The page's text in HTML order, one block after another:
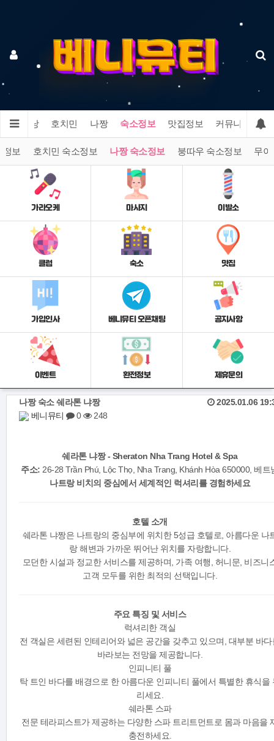
다낭 호치민 나짱 숙소정보 맛집정보 커뮤니티
정보 호치민 숙소정보 나짱 숙소정보 붕따우 숙소정보 무이
가라오케 마사지 이발소
클럽 숙소 맛집
가입인사 베니뮤티 오픈채팅 공지사항
이벤트 환전정보 제휴문의
나짱 숙소 쉐라톤 냐짱
2025.01.06
베니뮤티
0 248
쉐라톤 냐짱 - Sheraton Nha Trang Hotel & Spa
주소: 26-28 Trần Phú, Lộc Thọ, Nha Trang, Khánh Hòa 650000, 베트
나트랑 비치의 중심에서 세계적인 럭셔리를 경험하세요
호텔 소개
쉐라톤 냐짱은 나트랑의 중심부에 위치한 5성급 호텔로, 아름다운 나
랑 해변과 가까운 뛰어난 위치를 자랑합니다.
모던한 시설과 정교한 서비스를 제공하며, 가족 여행, 허니문, 비즈니
고객 모두를 위한 최적의 선택입니다.
주요 특징 및 서비스
럭셔리한 객실
전 객실은 세련된 인테리어와 넓은 공간을 갖추고 있으며, 대부분 바다
바라보는 전망을 제공합니다.
인피니티 풀
탁 트인 바다를 배경으로 한 아름다운 인피니티 풀에서 특별한 휴식을
리세요.
쉐라톤 스파
전문 테라피스트가 제공하는 다양한 스파 트리트먼트로 몸과 마음을
충전하세요.